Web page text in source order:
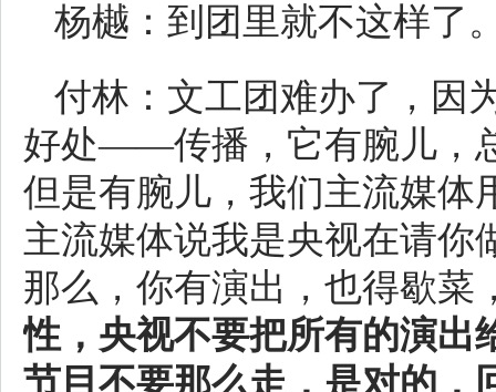
杨樾：到团里就不这样了
付林：文工团难办了，因
好处——传播，它有腕儿，
但是有腕儿，我们主流媒体
主流媒体说我是央视在请你
那么，你有演出，也得歇菜
性，央视不要把所有的演出
节目不要那么走，是对的，